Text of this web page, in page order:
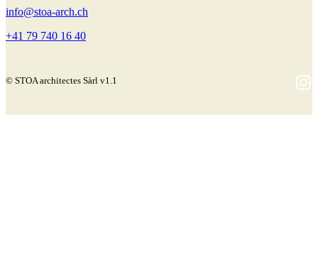
info@stoa-arch.ch
+41 79 740 16 40
© STOA architectes Sàrl v1.1